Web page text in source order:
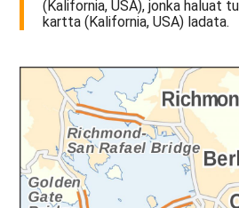
(Kalifornia, USA), jonka haluat
kartta (Kalifornia, USA) ladata.